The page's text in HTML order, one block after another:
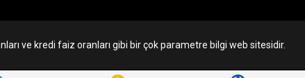
ve kredi faiz oranları gibi bir çok parametre bilgi web sitesidir.